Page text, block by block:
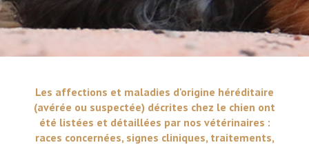
Les affections et maladies d'origine héréditaire
(avérée ou suspectée) décrites chez le chien ont
été listées et détaillées par nos vétérinaires :
races concernées, signes cliniques, traitements,